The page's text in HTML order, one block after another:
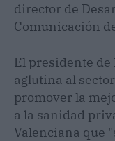
director de
Comunicación
El presidente
aglutina al
promover la
a la sanidad
Valenciana que